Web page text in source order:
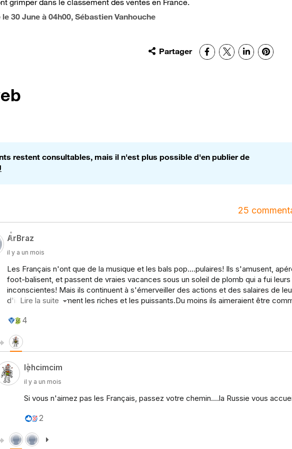
grimper dans le classement des ventes en France.
le30 June à 04h00, Sébastien Vanhouche
Partager Facebook
X LinkedIn
restent consultables, mais il n'est plus possible d'en publier de